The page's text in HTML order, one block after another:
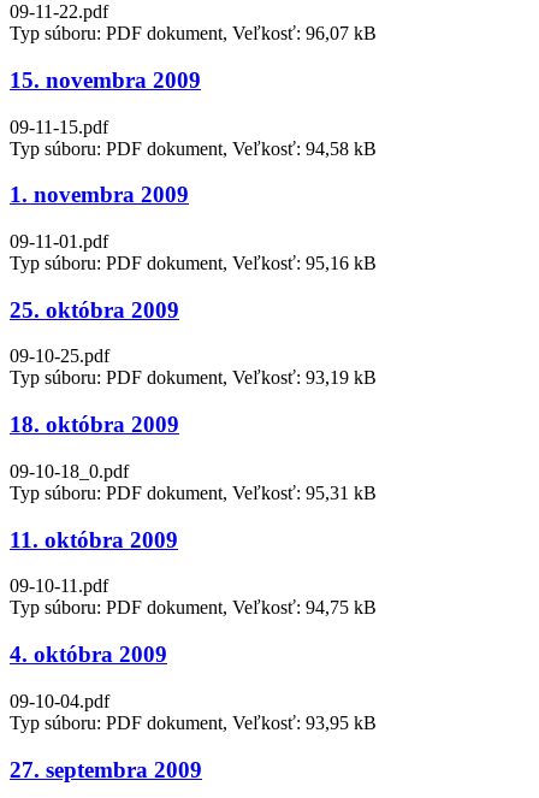
09-11-22.pdf
Typ súboru: PDF dokument, Veľkosť: 96,07 kB
15. novembra 2009
09-11-15.pdf
Typ súboru: PDF dokument, Veľkosť: 94,58 kB
1. novembra 2009
09-11-01.pdf
Typ súboru: PDF dokument, Veľkosť: 95,16 kB
25. októbra 2009
09-10-25.pdf
Typ súboru: PDF dokument, Veľkosť: 93,19 kB
18. októbra 2009
09-10-18_0.pdf
Typ súboru: PDF dokument, Veľkosť: 95,31 kB
11. októbra 2009
09-10-11.pdf
Typ súboru: PDF dokument, Veľkosť: 94,75 kB
4. októbra 2009
09-10-04.pdf
Typ súboru: PDF dokument, Veľkosť: 93,95 kB
27. septembra 2009